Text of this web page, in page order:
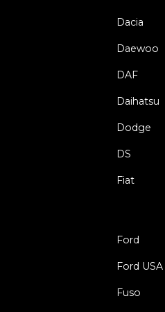
Dacia
Daewoo
DAF
Daihatsu
Dodge
DS
Fiat
Ford
Ford USA
Fuso